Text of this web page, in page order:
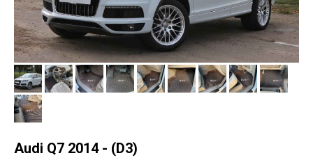
Audi Q7 2014 - (D3)